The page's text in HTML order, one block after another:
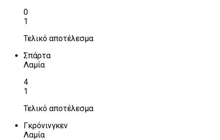
0
1
Τελικό αποτέλεσμα
Σπάρτα
Λαμία
4
1
Τελικό αποτέλεσμα
Γκρόνινγκεν
Λαμία